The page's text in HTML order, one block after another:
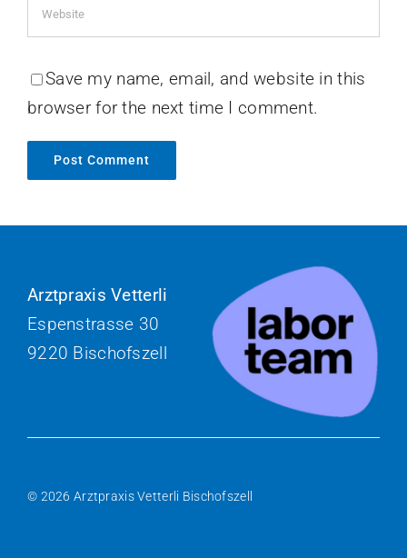
Save my name, email, and website in this
browser for the next time I comment.
Arztpraxis Vetterli
Espenstrasse 30
9220 Bischofszell
© 2026 Arztpraxis Vetterli Bischofszell